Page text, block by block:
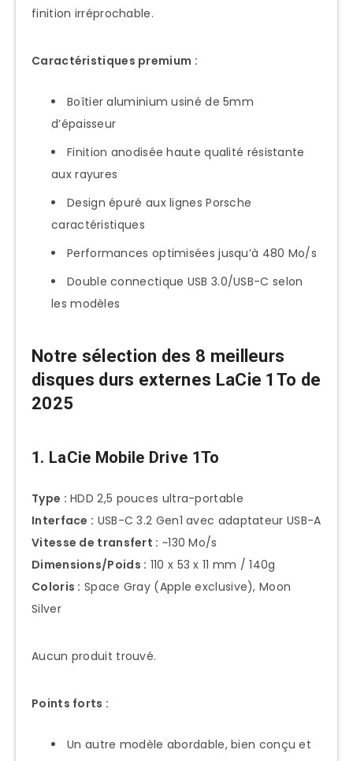
finition irréprochable.
Caractéristiques premium :
Boîtier aluminium usiné de 5mm
d’épaisseur
Finition anodisée haute qualité résistante
aux rayures
Design épuré aux lignes Porsche
caractéristiques
Performances optimisées jusqu’à 480 Mo/s
Double connectique USB 3.0/USB-C selon
les modèles
Notre sélection des 8 meilleurs
disques durs externes LaCie 1To de
2025
1. LaCie Mobile Drive 1To
Type : HDD 2,5 pouces ultra-portable
Interface : USB-C 3.2 Gen1 avec adaptateur USB-A
Vitesse de transfert : ~130 Mo/s
Dimensions/Poids : 110 x 53 x 11 mm / 140g
Coloris : Space Gray (Apple exclusive), Moon
Silver
Aucun produit trouvé.
Points forts :
Un autre modèle abordable, bien conçu et